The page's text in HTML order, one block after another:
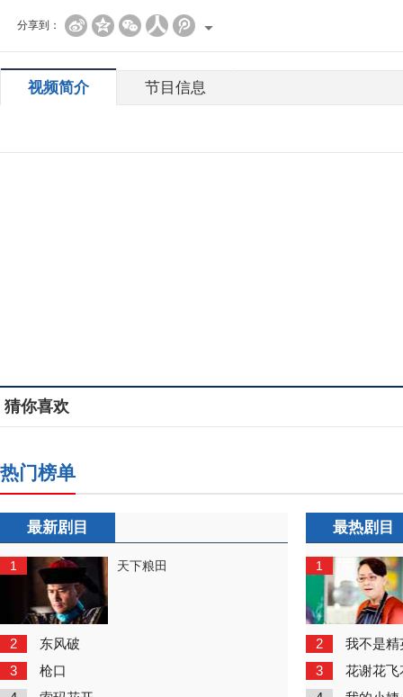
分享到：
视频简介 节目信息
猜你喜欢
热门榜单
最新剧目
1 天下粮田
2 东风破
3 枪口
最热剧目
1
2 我不是精
3 花谢花飞